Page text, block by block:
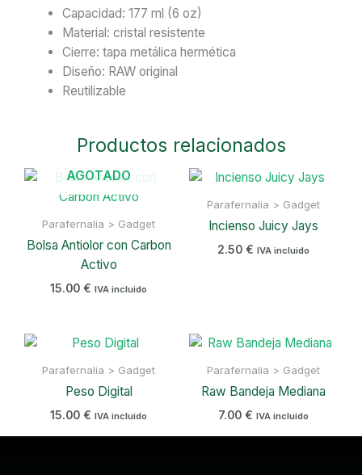
Capacidad: 177 ml (6 oz)
Material: cristal resistente
Cierre: tapa metálica hermética
Diseño: RAW original
Reutilizable
Productos relacionados
AGOTADO
Parafernalia > Gadget
Bolsa Antiolor con Carbon
Activo
15.00 € IVA incluido
Parafernalia > Gadget
Incienso Juicy Jays
2.50 € IVA incluido
Parafernalia > Gadget
Peso Digital
15.00 € IVA incluido
Parafernalia > Gadget
Raw Bandeja Mediana
7.00 € IVA incluido